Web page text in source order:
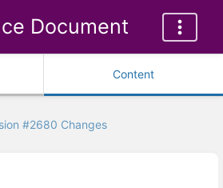
Document
Content
#2680 Changes